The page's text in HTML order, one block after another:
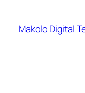
Makolo Digital